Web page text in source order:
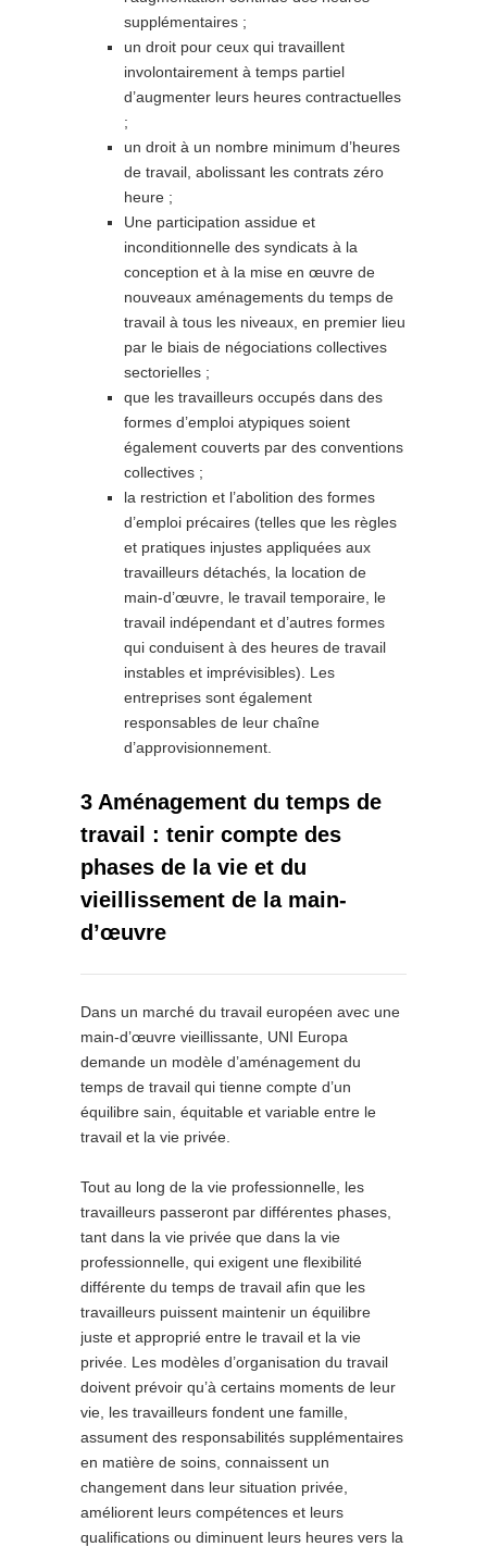
supplémentaires ;
un droit pour ceux qui travaillent
involontairement à temps partiel
d’augmenter leurs heures contractuelles
;
un droit à un nombre minimum d’heures
de travail, abolissant les contrats zéro
heure ;
Une participation assidue et
inconditionnelle des syndicats à la
conception et à la mise en œuvre de
nouveaux aménagements du temps de
travail à tous les niveaux, en premier lieu
par le biais de négociations collectives
sectorielles ;
que les travailleurs occupés dans des
formes d’emploi atypiques soient
également couverts par des conventions
collectives ;
la restriction et l’abolition des formes
d’emploi précaires (telles que les règles
et pratiques injustes appliquées aux
travailleurs détachés, la location de
main-d’œuvre, le travail temporaire, le
travail indépendant et d’autres formes
qui conduisent à des heures de travail
instables et imprévisibles). Les
entreprises sont également
responsables de leur chaîne
d’approvisionnement.
3 Aménagement du temps de
travail : tenir compte des
phases de la vie et du
vieillissement de la main-
d’œuvre
Dans un marché du travail européen avec une
main-d’œuvre vieillissante, UNI Europa
demande un modèle d’aménagement du
temps de travail qui tienne compte d’un
équilibre sain, équitable et variable entre le
travail et la vie privée.
Tout au long de la vie professionnelle, les
travailleurs passeront par différentes phases,
tant dans la vie privée que dans la vie
professionnelle, qui exigent une flexibilité
différente du temps de travail afin que les
travailleurs puissent maintenir un équilibre
juste et approprié entre le travail et la vie
privée. Les modèles d’organisation du travail
doivent prévoir qu’à certains moments de leur
vie, les travailleurs fondent une famille,
assument des responsabilités supplémentaires
en matière de soins, connaissent un
changement dans leur situation privée,
améliorent leurs compétences et leurs
qualifications ou diminuent leurs heures vers la